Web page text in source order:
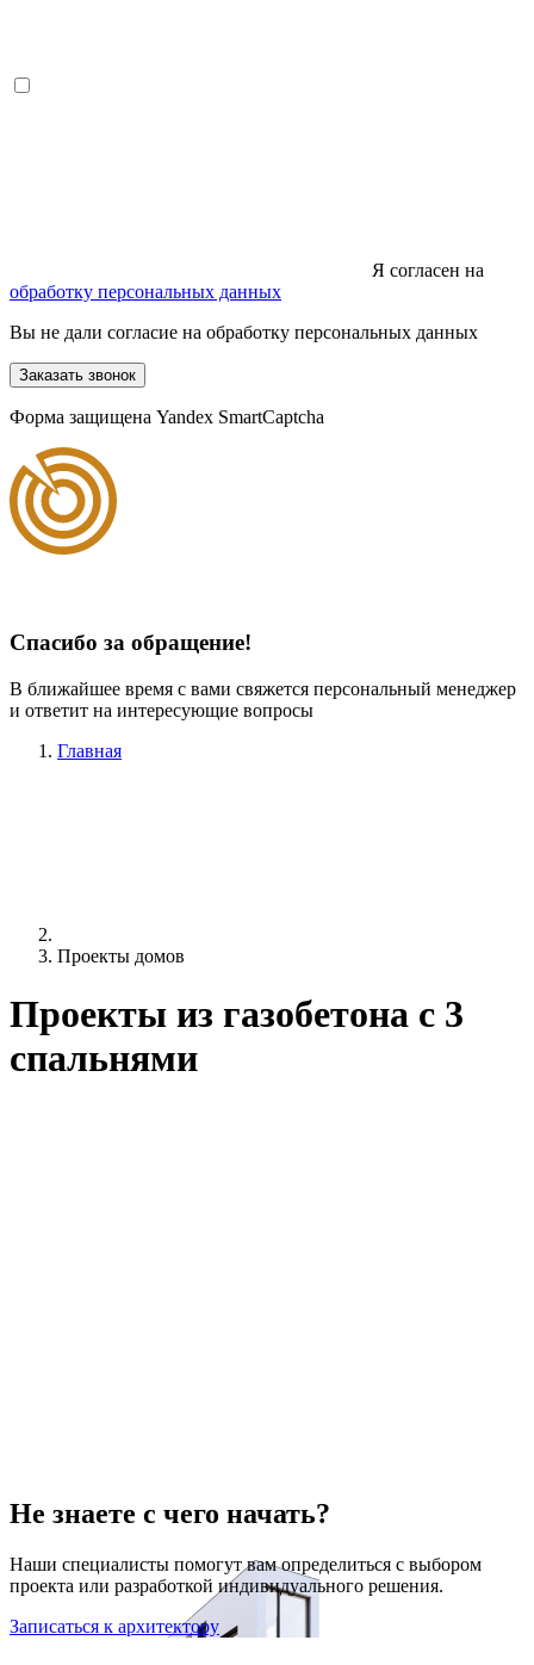
Я согласен на
обработку персональных данных
Вы не дали согласие на обработку персональных данных
Заказать звонок
Форма защищена Yandex SmartCaptcha
Спасибо за обращение!
В ближайшее время с вами свяжется персональный менеджер
и ответит на интересующие вопросы
Главная
Проекты домов
Проекты из газобетона c 3
спальнями
Не знаете с чего начать?
Наши специалисты помогут вам определиться с выбором
проекта или разработкой индивидуального решения.
Записаться к архитектору